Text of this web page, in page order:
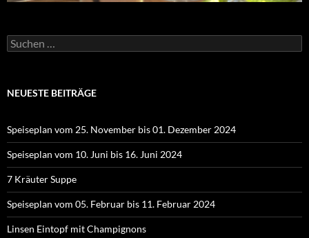
Suchen
nach:
NEUESTE BEITRÄGE
Speiseplan vom 25. November bis 01. Dezember 2024
Speiseplan vom 10. Juni bis 16. Juni 2024
7 Kräuter Suppe
Speiseplan vom 05. Februar bis 11. Februar 2024
Linsen Eintopf mit Champignons